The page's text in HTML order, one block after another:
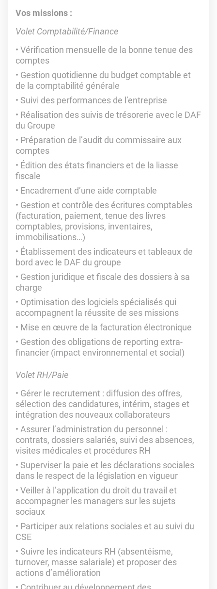
Vos missions :
Volet Comptabilité/Finance
Vérification mensuelle de la bonne tenue des
comptes
Gestion quotidienne du budget comptable et
de la comptabilité générale
Suivi des performances de l’entreprise
Réalisation des suivis de trésorerie avec le DAF
du Groupe
Préparation de l’audit du commissaire aux
comptes
Édition des états financiers et de la liasse
fiscale
Encadrement d’une aide comptable
Gestion et contrôle des écritures comptables
(facturation, paiement, tenue des livres
comptables, provisions, inventaires,
immobilisations…)
Établissement des indicateurs et tableaux de
bord avec le DAF du groupe
Gestion juridique et fiscale des dossiers à sa
charge
Optimisation des logiciels spécialisés qui
accompagnent la réussite de ses missions
Mise en œuvre de la facturation électronique
Gestion des obligations de reporting extra-
financier (impact environnemental et social)
Volet RH/Paie
Gérer le recrutement : diffusion des offres,
sélection des candidatures, intérim, stages et
intégration des nouveaux collaborateurs
Assurer l’administration du personnel :
contrats, dossiers salariés, suivi des absences,
visites médicales et procédures RH
Superviser la paie et les déclarations sociales
dans le respect de la législation en vigueur
Veiller à l’application du droit du travail et
accompagner les managers sur les sujets
sociaux
Participer aux relations sociales et au suivi du
CSE
Suivre les indicateurs RH (absentéisme,
turnover, masse salariale) et proposer des
actions d’amélioration